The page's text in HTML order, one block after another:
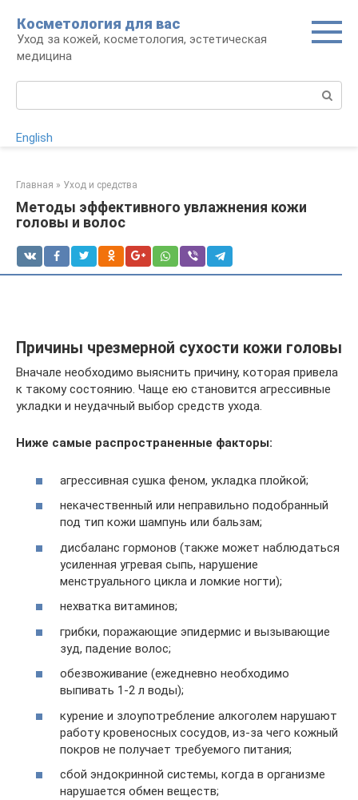
контенту
Косметология для вас
Уход за кожей, косметология, эстетическая
медицина
English
Главная » Уход и средства
Методы эффективного увлажнения кожи
головы и волос
Причины чрезмерной сухости кожи головы
Вначале необходимо выяснить причину, которая привела
к такому состоянию. Чаще ею становится агрессивные
укладки и неудачный выбор средств ухода.
Ниже самые распространенные факторы:
агрессивная сушка феном, укладка плойкой;
некачественный или неправильно подобранный
под тип кожи шампунь или бальзам;
дисбаланс гормонов (также может наблюдаться
усиленная угревая сыпь, нарушение
менструального цикла и ломкие ногти);
нехватка витаминов;
грибки, поражающие эпидермис и вызывающие
зуд, падение волос;
обезвоживание (ежедневно необходимо
выпивать 1-2 л воды);
курение и злоупотребление алкоголем нарушают
работу кровеносных сосудов, из-за чего кожный
покров не получает требуемого питания;
сбой эндокринной системы, когда в организме
нарушается обмен веществ;